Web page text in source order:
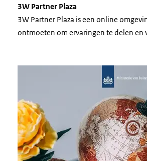
3W Partner Plaza
3W Partner Plaza is een online
ontmoeten om ervaringen te delen en